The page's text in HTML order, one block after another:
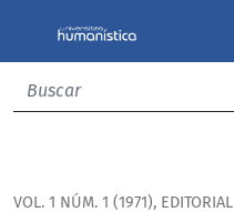
VOL. 1 NÚM. 1 (1971), EDITORIAL